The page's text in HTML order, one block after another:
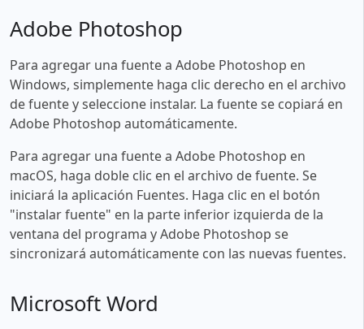
Adobe Photoshop
Para agregar una fuente a Adobe Photoshop en
Windows, simplemente haga clic derecho en el archivo
de fuente y seleccione instalar. La fuente se copiará en
Adobe Photoshop automáticamente.
Para agregar una fuente a Adobe Photoshop en
macOS, haga doble clic en el archivo de fuente. Se
iniciará la aplicación Fuentes. Haga clic en el botón
"instalar fuente" en la parte inferior izquierda de la
ventana del programa y Adobe Photoshop se
sincronizará automáticamente con las nuevas fuentes.
Microsoft Word